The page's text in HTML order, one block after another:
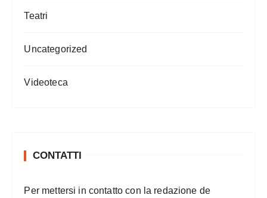
Teatri
Uncategorized
Videoteca
CONTATTI
Per mettersi in contatto con la redazione de